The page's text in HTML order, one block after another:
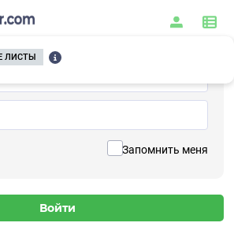
Запомнить меня
ЛИСТЫ
/ Коммутаторы / с PoE
с PoE
и производители